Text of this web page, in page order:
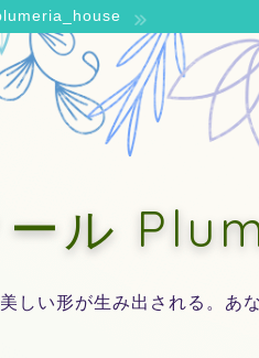
ール
しい形が生み出される。あ